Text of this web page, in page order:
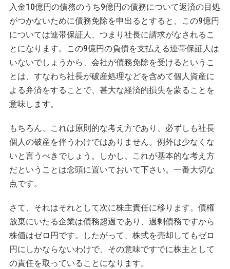
入金10億円の債務のうち9億円の債務について返済の目処
がつかないために債務免除を申出るとすると、この9億円
については連帯保証人、つまり社長に請求がなされるこ
とになります。この9億円の負債を支払える連帯保証人は
いないでしょうから、会社が債務免除を受けるというこ
とは、すなわち社長が破産処理などを含めて個人資産に
よる弁済をすることで、甚大な経済的損失を蒙ることを
意味します。
もちろん、これは原則的な考え方であり、必ずしも社長
個人の破産を伴うわけではありません。例外は少なくな
いと言うべきでしょう。しかし、これが基本的な考え方
だということは念頭に置いておいて下さい。一番大切な
点です。
さて、それはそれとして次に株主責任に移ります。債権
放棄にいたる企業は債務超過であり、過剰債務ですから
株価はゼロ円です。したがって、株式を売却してもゼロ
円にしかならないわけで、その意味ですでに株主として
の責任を取っていることになります。